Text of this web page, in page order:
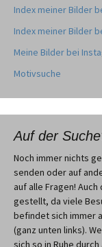
Index meiner Bilder
Index meiner Bilder
Meine Bilder bei
Motivsuche
Auf der
Noch immer nichts
senden oder auf
auf alle Fragen!
gestellt, da viele
befindet sich immer
(ganz unten links).
sich so in Ruhe